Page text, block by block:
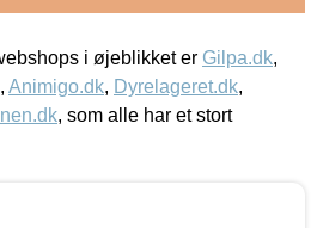
i øjeblikket er Gilpa.dk,
, Animigo.dk, Dyrelageret.dk,
, som alle har et stort